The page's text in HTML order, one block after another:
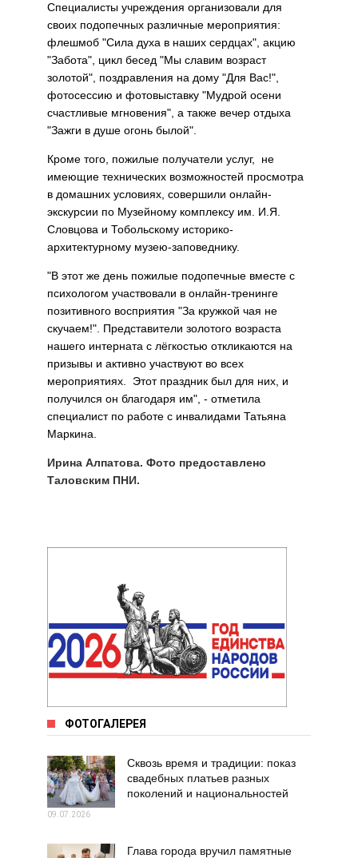
Специалисты учреждения организовали для
своих подопечных различные мероприятия:
флешмоб "Сила духа в наших сердцах", акцию
"Забота", цикл бесед "Мы славим возраст
золотой", поздравления на дому "Для Вас!",
фотосессию и фотовыставку "Мудрой осени
счастливые мгновения", а также вечер отдыха
"Зажги в душе огонь былой".
Кроме того, пожилые получатели услуг, не
имеющие технических возможностей просмотра
в домашних условиях, совершили онлайн-
экскурсии по Музейному комплексу им. И.Я.
Словцова и Тобольскому историко-
архитектурному музею-заповеднику.
"В этот же день пожилые подопечные вместе с
психологом участвовали в онлайн-тренинге
позитивного восприятия "За кружкой чая не
скучаем!". Представители золотого возраста
нашего интерната с лёгкостью откликаются на
призывы и активно участвуют во всех
мероприятиях. Этот праздник был для них, и
получился он благодаря им", - отметила
специалист по работе с инвалидами Татьяна
Маркина.
Ирина Алпатова. Фото предоставлено
Таловским ПНИ.
ФОТОГАЛЕРЕЯ
Сквозь время и традиции: показ
свадебных платьев разных
поколений и национальностей
09.07.2026
Глава города вручил памятные